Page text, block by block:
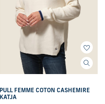
PULL FEMME COTON CASHEMIRE
KATJA